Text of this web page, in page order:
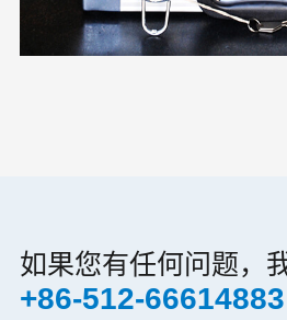
如果您有任何问题，
+86-512-66614883